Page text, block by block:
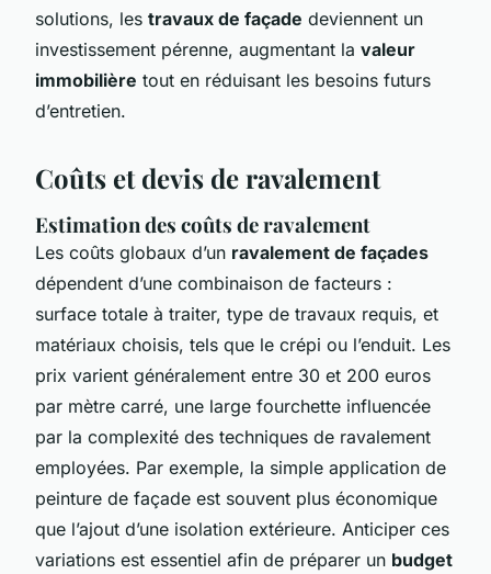
solutions, les travaux de façade deviennent un
investissement pérenne, augmentant la valeur
immobilière tout en réduisant les besoins futurs
d’entretien.
Coûts et devis de ravalement
Estimation des coûts de ravalement
Les coûts globaux d’un ravalement de façades
dépendent d’une combinaison de facteurs :
surface totale à traiter, type de travaux requis, et
matériaux choisis, tels que le crépi ou l’enduit. Les
prix varient généralement entre 30 et 200 euros
par mètre carré, une large fourchette influencée
par la complexité des techniques de ravalement
employées. Par exemple, la simple application de
peinture de façade est souvent plus économique
que l’ajout d’une isolation extérieure. Anticiper ces
variations est essentiel afin de préparer un budget